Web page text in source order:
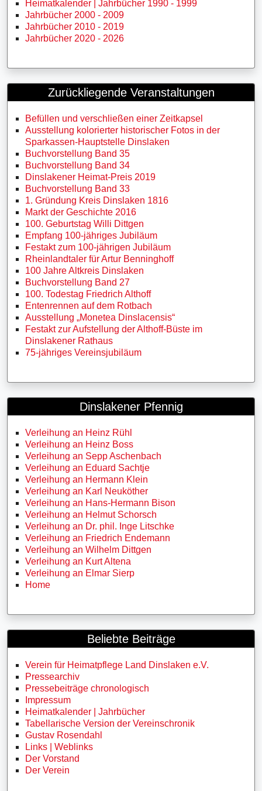
Heimatkalender | Jahrbücher 1990 - 1999
Jahrbücher 2000 - 2009
Jahrbücher 2010 - 2019
Jahrbücher 2020 - 2026
Zurückliegende Veranstaltungen
Befüllen und verschließen einer Zeitkapsel
Ausstellung kolorierter historischer Fotos in der
Sparkassen-Hauptstelle Dinslaken
Buchvorstellung Band 35
Buchvorstellung Band 34
Dinslakener Heimat-Preis 2019
Buchvorstellung Band 33
1. Gründung Kreis Dinslaken 1816
Markt der Geschichte 2016
100. Geburtstag Willi Dittgen
Empfang 100-jähriges Jubiläum
Festakt zum 100-jährigen Jubiläum
Rheinlandtaler für Artur Benninghoff
100 Jahre Altkreis Dinslaken
Buchvorstellung Band 27
100. Todestag Friedrich Althoff
Entenrennen auf dem Rotbach
Ausstellung „Monetea Dinslacensis“
Festakt zur Aufstellung der Althoff-Büste im
Dinslakener Rathaus
75-jähriges Vereinsjubiläum
Dinslakener Pfennig
Verleihung an Heinz Rühl
Verleihung an Heinz Boss
Verleihung an Sepp Aschenbach
Verleihung an Eduard Sachtje
Verleihung an Hermann Klein
Verleihung an Karl Neuköther
Verleihung an Hans-Hermann Bison
Verleihung an Helmut Schorsch
Verleihung an Dr. phil. Inge Litschke
Verleihung an Friedrich Endemann
Verleihung an Wilhelm Dittgen
Verleihung an Kurt Altena
Verleihung an Elmar Sierp
Home
Beliebte Beiträge
Verein für Heimatpflege Land Dinslaken e.V.
Pressearchiv
Pressebeiträge chronologisch
Impressum
Heimatkalender | Jahrbücher
Tabellarische Version der Vereinschronik
Gustav Rosendahl
Links | Weblinks
Der Vorstand
Der Verein